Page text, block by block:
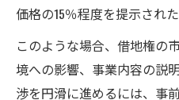
価格の15％程度を提示され
このような場合、借地権の
境への影響、事業内容の説
渉を円滑に進めるには、事